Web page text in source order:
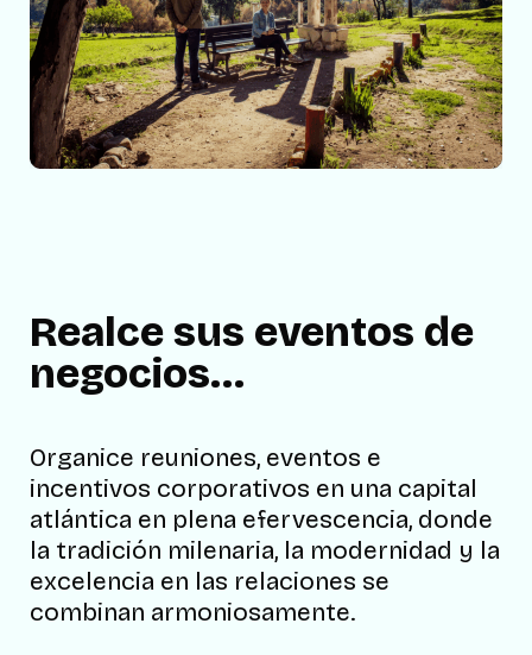
Realce sus eventos de
negocios…
Organice reuniones, eventos e
incentivos corporativos en una capital
atlántica en plena efervescencia, donde
la tradición milenaria, la modernidad y la
excelencia en las relaciones se
combinan armoniosamente.